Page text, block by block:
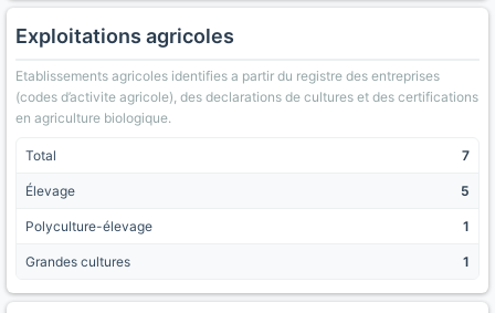
Exploitations agricoles
Etablissements agricoles identifies a partir du registre des entreprises
(codes d’activite agricole), des declarations de cultures et des certifications
en agriculture biologique.
Total 7
Élevage 5
Polyculture-élevage 1
Grandes cultures 1